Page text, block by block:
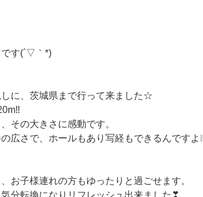
す(´▽｀*)
に、茨城県まで行って来ました☆
その大きさに感動です。
広さで、ホールもあり写経もできるんですよ❕
お子様連れの方もゆったりと過ごせます。
分転換になりリフレッシュ出来ました❣